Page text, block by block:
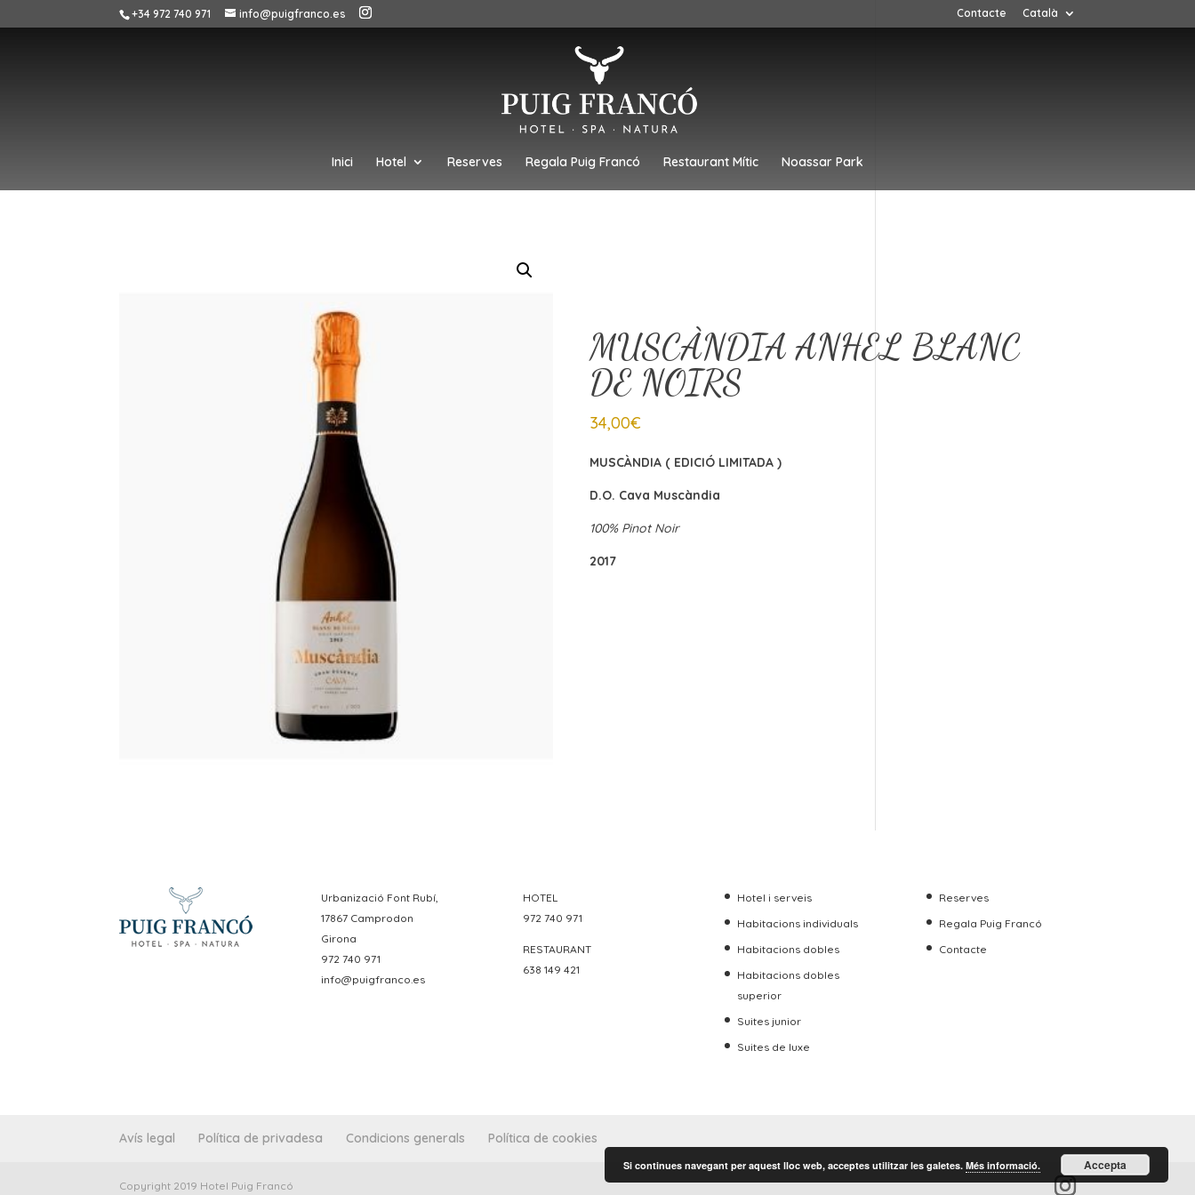
+34 972 740 971 info@puigfranco.es Contacte Català
Inici Hotel Reserves Regala Puig Francó Restaurant Mític Noassar Park
MUSCÀNDIA ANHEL BLANC
DE NOIRS
34,00€
MUSCÀNDIA ( EDICIÓ LIMITADA )
D.O. Cava Muscàndia
100% Pinot Noir
2017
Urbanizació Font Rubí,
17867 Camprodon
Girona
972 740 971
info@puigfranco.es
HOTEL
972 740 971
RESTAURANT
638 149 421
Hotel i serveis
Habitacions individuals
Habitacions dobles
Habitacions dobles
superior
Suites junior
Suites de luxe
Reserves
Regala Puig Francó
Contacte
Avís legal Política de privadesa Condicions generals Política de cookies
Copyright 2019 Hotel Puig Francó
Si continues navegant per aquest lloc web, acceptes utilitzar les galetes. Més informació. Accepta